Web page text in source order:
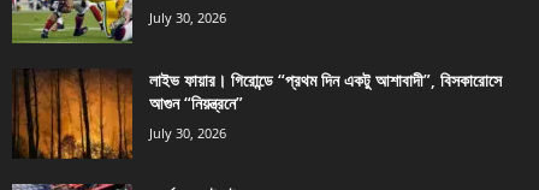
July 30, 2026
লাইভ ফায়ার। গিরোন্ডে “প্রথম দিন একটু আশাবাদী”, বিসকারোসে
আগুন “নিয়ন্ত্রনে”
July 30, 2026